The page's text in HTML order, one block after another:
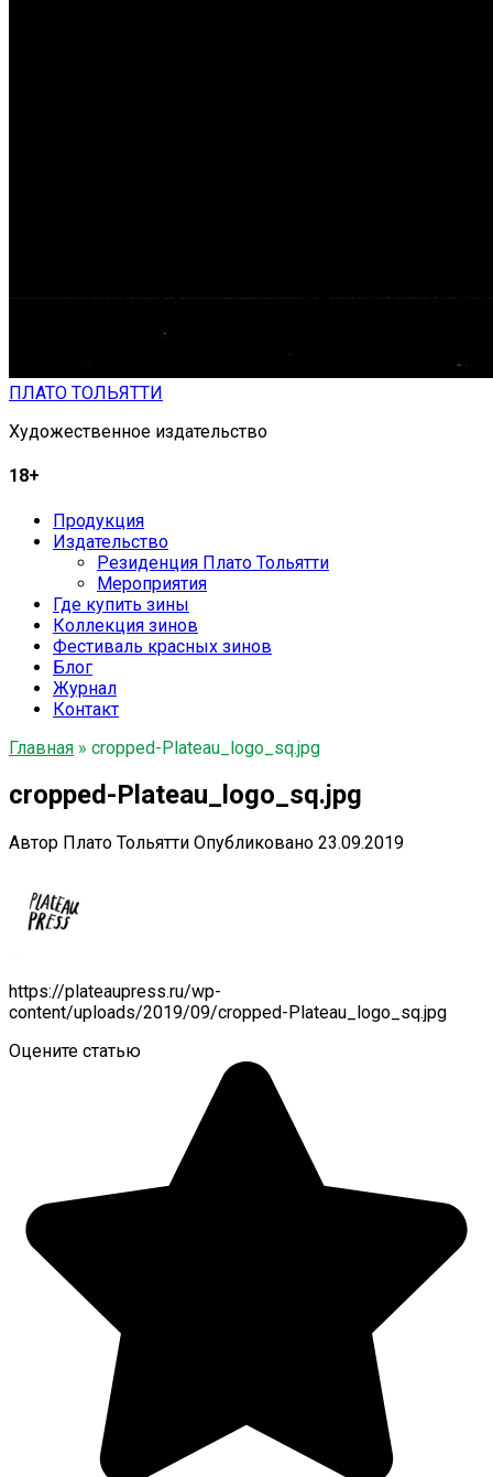
ПЛАТО ТОЛЬЯТТИ
Художественное издательство
18+
Продукция
Издательство
Резиденция Плато Тольятти
Мероприятия
Где купить зины
Коллекция зинов
Фестиваль красных зинов
Блог
Журнал
Контакт
Главная » cropped-Plateau_logo_sq.jpg
cropped-Plateau_logo_sq.jpg
Автор Плато Тольятти Опубликовано 23.09.2019
https://plateaupress.ru/wp-
content/uploads/2019/09/cropped-Plateau_logo_sq.jpg
Оцените статью